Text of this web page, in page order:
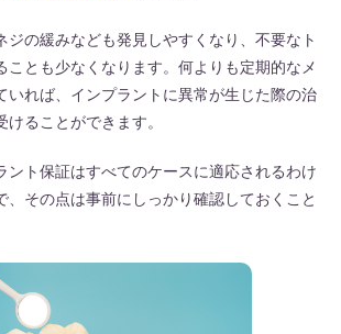
ジの緩みなども発見しやすくなり、不要なト
ことも少なくなります。何よりも定期的なメ
いれば、インプラントに異常が生じた際の治
ることができます。
ント保証はすべてのケースに適応されるわけ
、その点は事前にしっかり確認しておくこと